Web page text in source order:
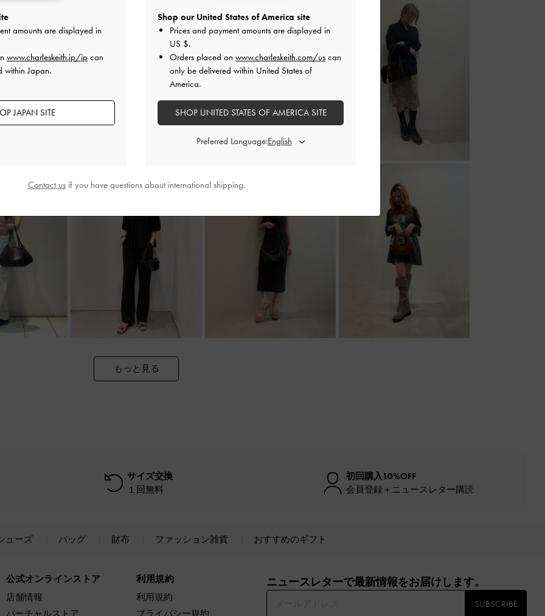
もっと見る
サイズ交換
１回無料
初回購入10%OFF
会員登録＋ニュースレター購読
ューズ バッグ 財布 ファッション雑貨 おすすめのギフト
公式オンラインストア
店舗情報
利用規約
利用規約
ニュースレターで最新情報をお届けします。​
SUBSCRIBE
amounts are displayed in
www.charleskeith.jp/jp can
within Japan.
JAPAN SITE
Shop our United States of America site
Prices and payment amounts are displayed in
US $.
Orders placed on www.charleskeith.com/us can
only be delivered within United States of
America.
SHOP UNITED STATES OF AMERICA SITE
Preferred Language:
Contact usif you have questions about international shipping.